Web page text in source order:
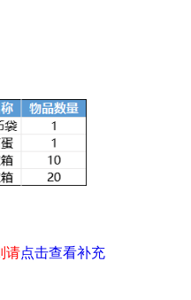
请点击查看补充